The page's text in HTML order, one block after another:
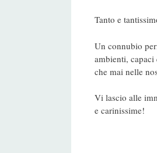
Tanto e
Un connubio
ambienti,
che mai nelle
Vi lascio alle
e carinissime!